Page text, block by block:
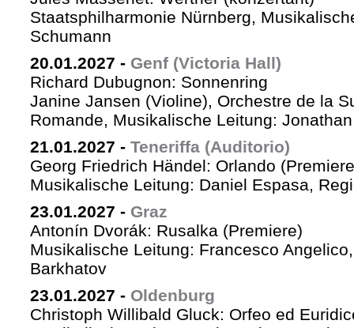
Staatsphilharmonie Nürnberg,
Schumann
20.01.2027 - Genf (Victoria Hall)
Richard Dubugnon: Sonnenring
Janine Jansen (Violine), Orchestre de la
Romande, Musikalische Leitung:
21.01.2027 - Teneriffa (Auditorio)
Georg Friedrich Händel: Orlando
Musikalische Leitung: Daniel Espasa,
23.01.2027 - Graz
Antonín Dvorák: Rusalka (Premiere)
Musikalische Leitung: Francesco
Barkhatov
23.01.2027 - Oldenburg
Christoph Willibald Gluck: Orfeo ed